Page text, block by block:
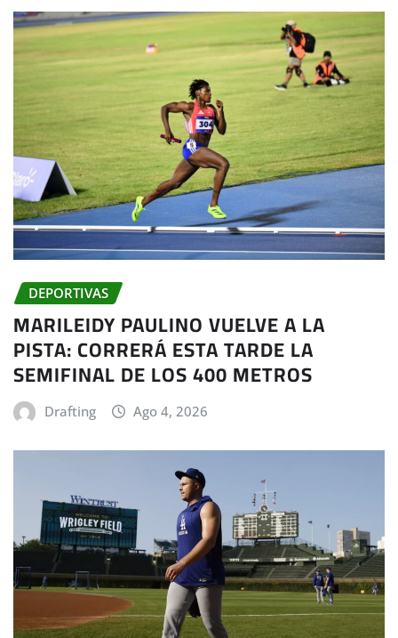
DEPORTIVAS
MARILEIDY PAULINO VUELVE A LA
PISTA: CORRERÁ ESTA TARDE LA
SEMIFINAL DE LOS 400 METROS
Drafting Ago 4, 2026